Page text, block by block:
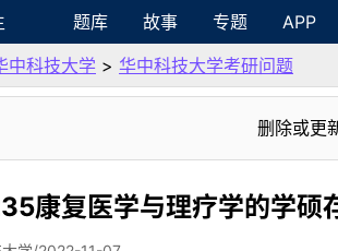
题库 故事 专题 APP
中科技大学 > 华中科技大学考研问题
删除或更
康复医学与理疗学的学硕